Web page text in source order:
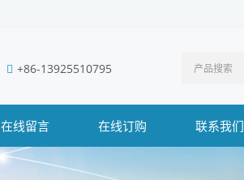
+86-13925510795
在线留言 在线订购 联系我们